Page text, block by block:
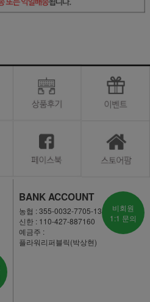
BANK ACCOUNT
농협 : 355-0032-7705-13
신한 : 110-427-887160
예금주 :
플라워리퍼블릭(박상현)
비회원
1:1 문의